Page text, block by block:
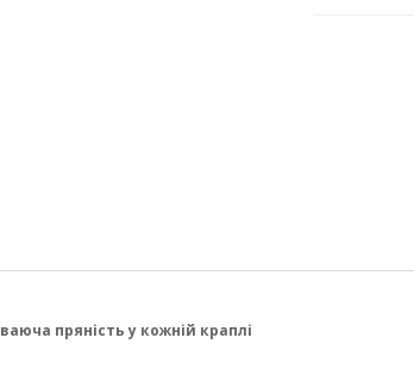
пряність у кожній краплі